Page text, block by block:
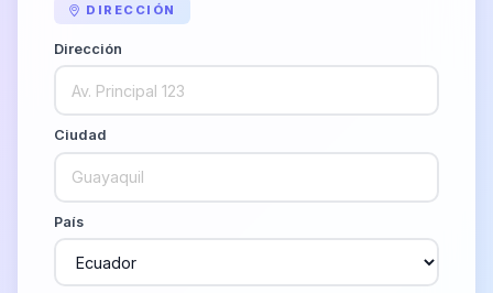
DIRECCIÓN
Dirección
Ciudad
País